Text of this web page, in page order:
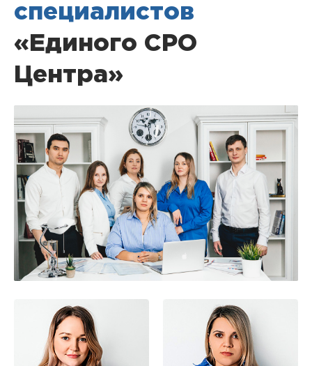
специалистов
«Единого СРО
Центра»